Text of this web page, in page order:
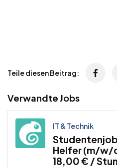
Teile diesen Beitrag:
Verwandte Jobs
IT & Technik
Helfer (m/w/
18,00 € /